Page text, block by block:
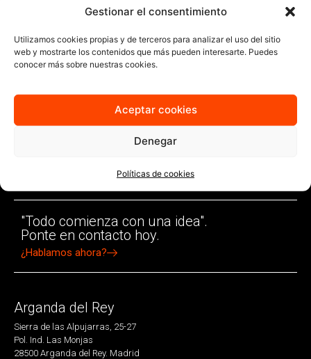
Gestionar el consentimiento
Utilizamos cookies propias y de terceros para analizar el uso del sitio
web y mostrarte los contenidos que más pueden interesarte. Puedes
conocer más sobre nuestras cookies.
Aceptar cookies
Denegar
Políticas de cookies
Marketing Multicanal
SEM
SEO
"Todo comienza con una idea".
Ponte en contacto hoy.
¿Hablamos ahora?
Arganda del Rey
Sierra de las Alpujarras, 25-27
Pol. Ind. Las Monjas
28500 Arganda del Rey. Madrid